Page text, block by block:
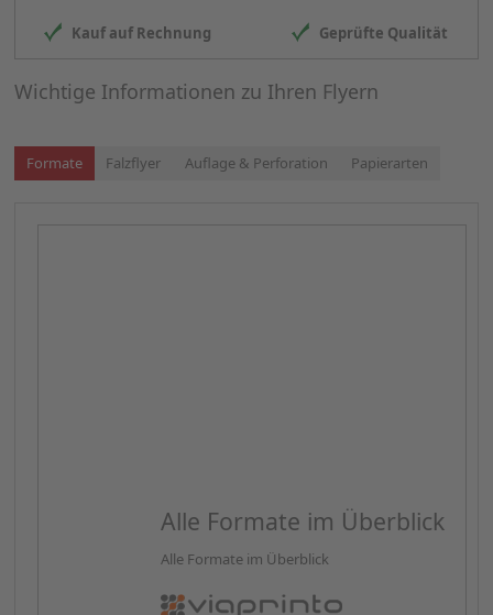
Kauf auf Rechnung Geprüfte Qualität
Wichtige Informationen zu Ihren Flyern
Formate Falzflyer Auflage & Perforation Papierarten
Alle Formate im Überblick
Alle Formate im Überblick